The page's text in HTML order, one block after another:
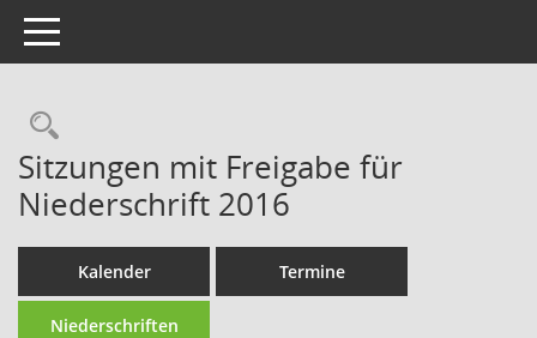
Toggle navigation
Rechercheauswahl
Sitzungen mit Freigabe für
Niederschrift 2016
Kalender Termine
Niederschriften